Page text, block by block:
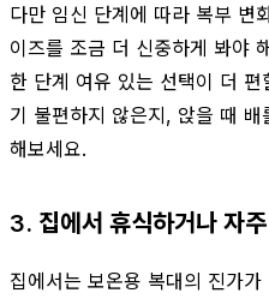
다만 임신 단계에 따라 복부 변
이즈를 조금 더 신중하게 봐야
한 단계 여유 있는 선택이 더
기 불편하지 않은지, 앉을 때
해보세요.
3. 집에서 휴식하거나 자
집에서는 보온용 복대의 진가